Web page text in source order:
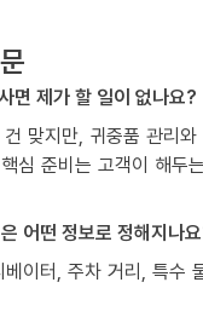
면 제가 할 일이 없나요?
건 맞지만, 귀중품 관리
심 준비는 고객이 해두
어떤 정보로 정해지나
이터, 주차 거리, 특수